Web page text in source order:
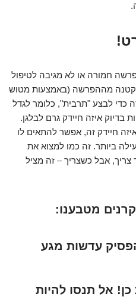
חמורה או לא מגיבה לטיפול
קטנה מההפרשה (באמצעות מטוש
כדי לבצע "תרבית", כלומר לגדל
בדיוק איזה חיידק גרם לבלגן.
חיידק זה, אפשר להתאים לו
ביותר. זה כמו למצוא את
אבל כשצריך – זה מציל
מטבענו:
עדשות מגע
אל תנסו להיות